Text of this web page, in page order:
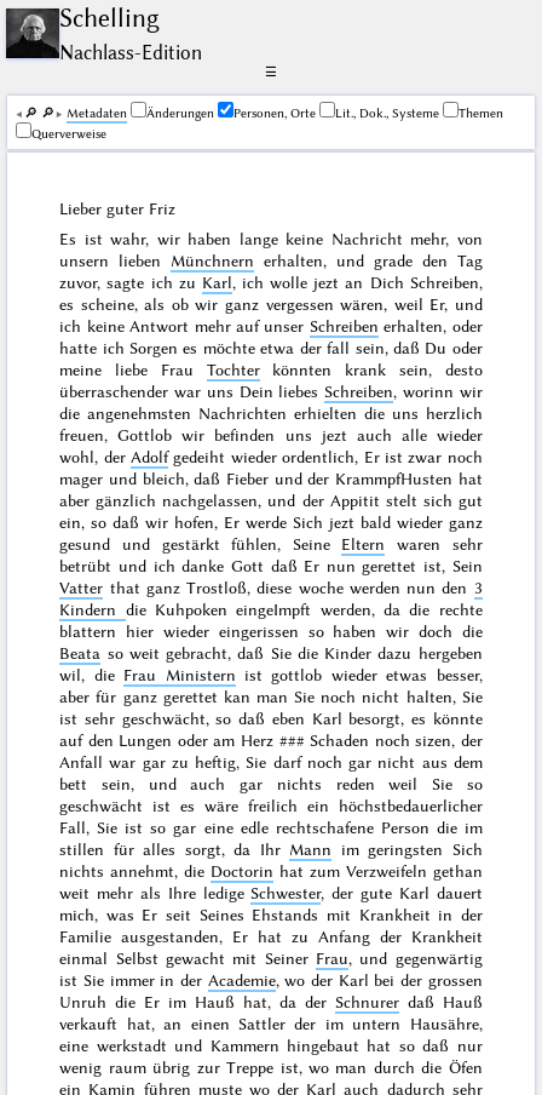
Schelling
Nachlass-Edition
☰
🔎︎ 🔎︎ Me­ta­da­ten Änderungen Personen, Orte Lit., Dok., Systeme
Themen
Querverweise
Lieber guter Friz
Es ist wahr, wir haben lange keine Nachricht mehr, von
unsern lieben Münchnern erhalten, und grade den Tag
zuvor, sagte ich zu Karl, ich wolle jezt an Dich Schreiben,
es scheine, als ob wir ganz vergessen wären, weil Er, und
ich keine Antwort mehr auf unser Schreiben erhalten, oder
hatte ich Sorgen es möchte etwa der fall sein, daß Du oder
meine liebe Frau Tochterkönnten krank sein, desto
überraschender war uns Dein liebesSchreiben, worinn wir
die angenehmsten Nachrichten erhielten die uns herzlich
freuen, Gottlob wir befinden uns jezt auch alle wieder
wohl, derAdolfgedeiht wieder ordentlich, Er ist zwar noch
mager und bleich, daß Fieber und der KrammpfHusten hat
aber gänzlich nachgelassen, und der Appitit stelt sich gut
ein, so daß wir hofen, Er werde Sich jezt bald wieder ganz
gesund und gestärkt fühlen, Seine Eltern
waren sehr
betrübt und ich danke Gott daß Er nun gerettet ist, Sein
Vatter that ganz Trostloß, diese woche werden nun den 3
Kindern die Kuhpoken eingeImpft werden, da die rechte
blattern hier wieder eingerissen so haben wir doch die
Beata so weit gebracht, daß Sie die Kinder dazu hergeben
wil, die Frau Ministern ist gottlob wieder etwas besser,
aber für ganz gerettet kan man Sie noch nicht halten, Sie
ist sehr geschwächt, so daß eben Karl besorgt, es könnte
auf den Lungen oder am Herz ###Schaden noch sizen, der
Anfall war gar zu heftig, Sie darf noch gar nicht aus dem
bett sein, und auch gar nichts reden weil Sie so
geschwächt ist es wäre freilich ein höchstbedauerlicher
Fall, Sie ist so gar eine edle rechtschafene Person die im
stillen für alles sorgt, da Ihr Mann im geringsten Sich
nichts annehmt, die Doctorin hat zum Verzweifeln gethan
weit mehr als Ihre ledigeSchwester, der gute Karl dauert
mich, was Er seit Seines Ehstands mit Krankheit in der
Familie ausgestanden, Er hat zu Anfang der Krankheit
einmal Selbst gewacht mit Seiner Frau, und gegenwärtig
ist Sie immer in der Academie, wo der Karl bei der grossen
Unruh die Er im Hauß hat, da der Schnurerdaß Hauß
verkauft hat, an einen Sattler der im untern Hausähre,
eine werkstadt und Kammern hingebaut hat so daß nur
wenig raum übrig zur Treppe ist, wo man durch die Öfen
ein Kamin führen muste wo der Karl auch dadurch sehr